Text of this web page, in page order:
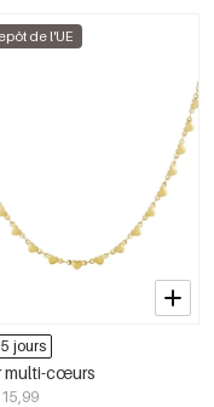
de l'UE
jours
multi-cœurs